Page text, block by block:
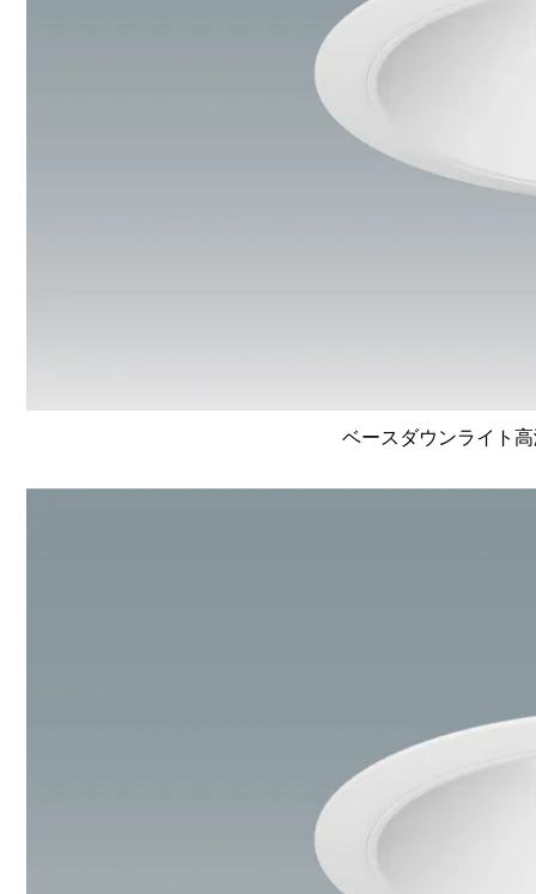
ベースダウンライト